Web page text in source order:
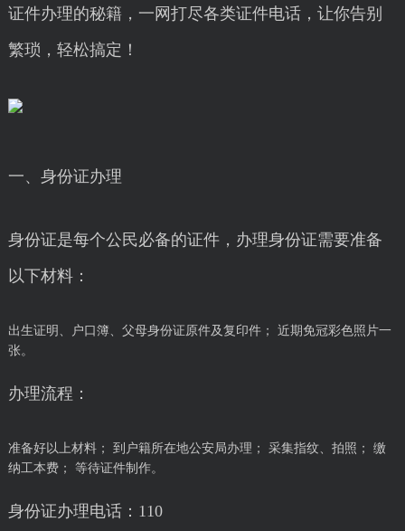
证件办理的秘籍，一网打尽各类证件电话，让你告别
繁琐，轻松搞定！
一、身份证办理
身份证是每个公民必备的证件，办理身份证需要准备
以下材料：
出生证明、户口簿、父母身份证原件及复印件； 近期免冠彩色照片一
张。
办理流程：
准备好以上材料； 到户籍所在地公安局办理； 采集指纹、拍照； 缴
纳工本费； 等待证件制作。
身份证办理电话：110